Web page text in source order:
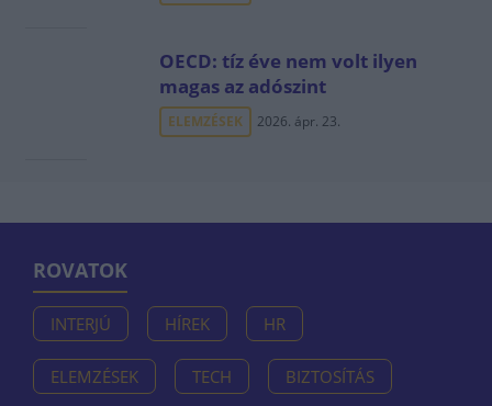
OECD: tíz éve nem volt ilyen
magas az adószint
ELEMZÉSEK 2026. ápr. 23.
ROVATOK
INTERJÚ HÍREK HR
ELEMZÉSEK TECH BIZTOSÍTÁS